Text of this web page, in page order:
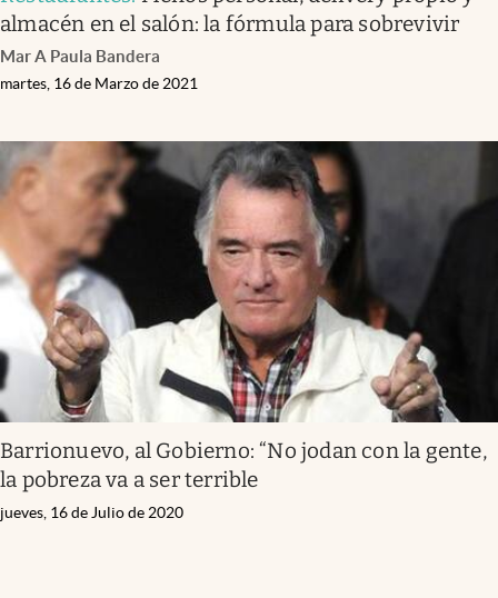
almacén en el salón: la fórmula para sobrevivir
Mar A Paula Bandera
martes, 16 de Marzo de 2021
Barrionuevo, al Gobierno: “No jodan con la gente,
la pobreza va a ser terrible
jueves, 16 de Julio de 2020